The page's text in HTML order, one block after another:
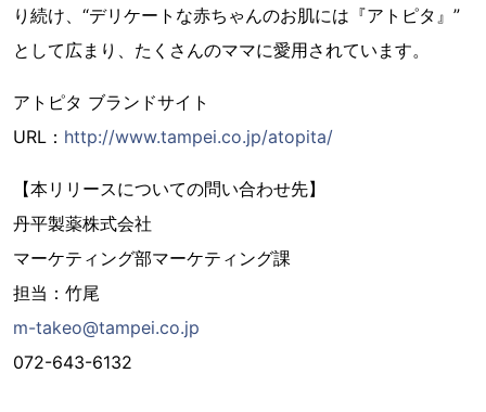
り続け、“デリケートな赤ちゃんのお肌には『アトピタ』”
として広まり、たくさんのママに愛用されています。
アトピタ ブランドサイト
URL： http://www.tampei.co.jp/atopita/
【本リリースについての問い合わせ先】
丹平製薬株式会社
マーケティング部マーケティング課
担当：竹尾
m-takeo@tampei.co.jp
072-643-6132